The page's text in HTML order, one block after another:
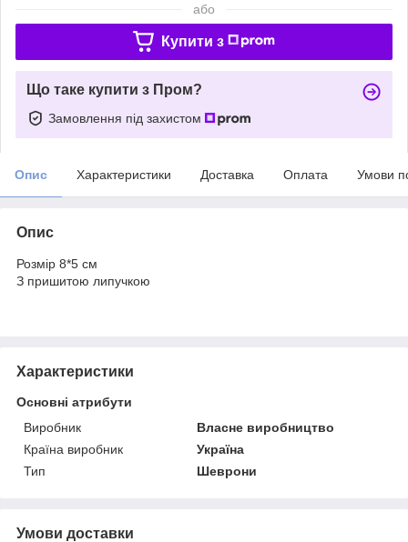
або
Купити з
Що таке купити з Пром?
Замовлення під захистом
Опис Характеристики Доставка Оплата Умови
Опис
Розмір 8*5 см
З пришитою липучкою
Характеристики
Основні атрибути
Виробник
Власне виробництво
Країна виробник
Україна
Тип
Шеврони
Умови доставки